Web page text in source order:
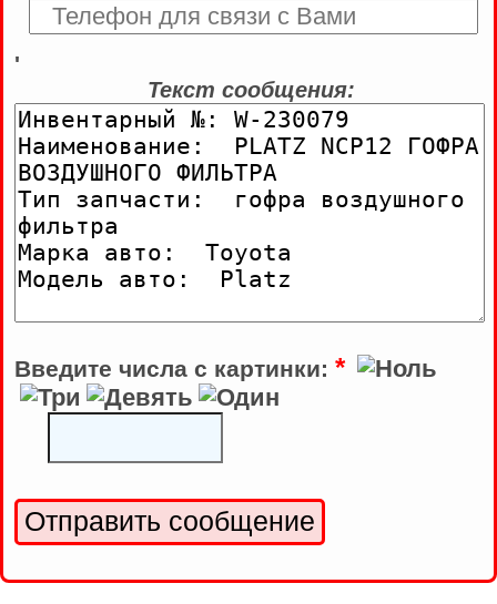
'
Текст сообщения:
Введите числа с картинки: *